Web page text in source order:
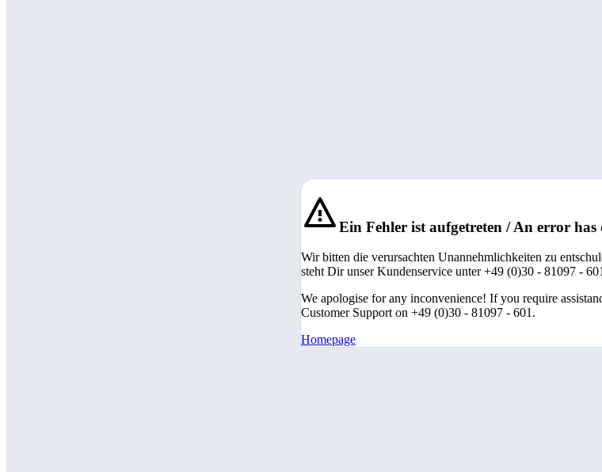
Ein Fehler ist aufgetreten / An error has
Wir bitten die verursachten Unannehmlichkeiten zu
steht Dir unser Kundenservice unter +49 (0)30 - 81097 -
We apologise for any inconvenience! If you require
Customer Support on +49 (0)30 - 81097 - 601.
Homepage